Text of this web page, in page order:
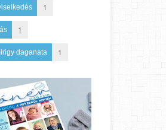
1
1
daganata 1